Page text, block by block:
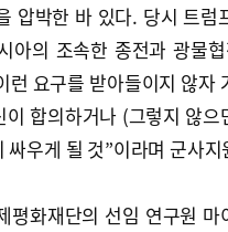
압박한 바 있다. 당시 트
아의 조속한 종전과 광물
런 요구를 받아들이지 않자
합의하거나 (그렇지 않
싸우게 될 것”이라며 군사
평화재단의 선임 연구원